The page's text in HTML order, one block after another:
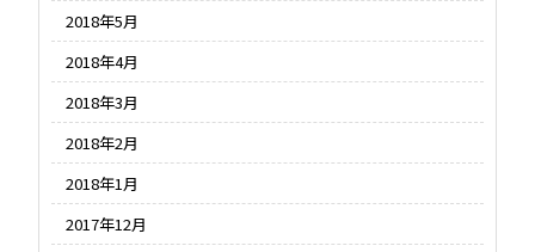
2018年5月
2018年4月
2018年3月
2018年2月
2018年1月
2017年12月